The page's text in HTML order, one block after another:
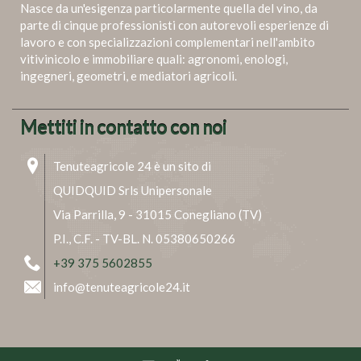
Nasce da un'esigenza particolarmente quella del vino, da
parte di cinque professionisti con autorevoli esperienze di
lavoro e con specializzazioni complementari nell'ambito
vitivinicolo e immobiliare quali: agronomi, enologi,
ingegneri, geometri, e mediatori agricoli.
Mettiti in contatto con noi
Tenuteagricole 24 è un sito di
QUIDQUID Srls Unipersonale
Via Parrilla, 9 - 31015 Conegliano (TV)
P.I., C.F. - TV-BL. N. 05380650266
+39 375 5602855
info@tenuteagricole24.it